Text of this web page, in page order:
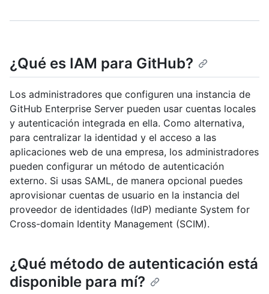
¿Qué es IAM para GitHub?
Los administradores que configuren una instancia de
GitHub Enterprise Server pueden usar cuentas locales
y autenticación integrada en ella. Como alternativa,
para centralizar la identidad y el acceso a las
aplicaciones web de una empresa, los administradores
pueden configurar un método de autenticación
externo. Si usas SAML, de manera opcional puedes
aprovisionar cuentas de usuario en la instancia del
proveedor de identidades (IdP) mediante System for
Cross-domain Identity Management (SCIM).
¿Qué método de autenticación está
disponible para mí?